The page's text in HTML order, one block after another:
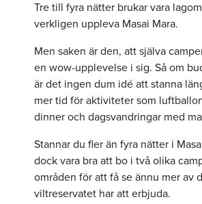
Tre till fyra nätter brukar vara
verkligen uppleva Masai Mara.
Men saken är den, att själva
en wow-upplevelse i sig. Så om
är det ingen dum idé att stanna
mer tid för aktiviteter som
dinner och dagsvandringar med
Stannar du fler än fyra nätter i
dock vara bra att bo i två olika
områden för att få se ännu mer av
viltreservatet har att erbjuda.